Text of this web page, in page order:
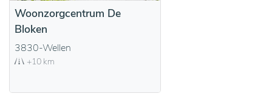
Woonzorgcentrum De
Bloken
3830-Wellen
+10 km